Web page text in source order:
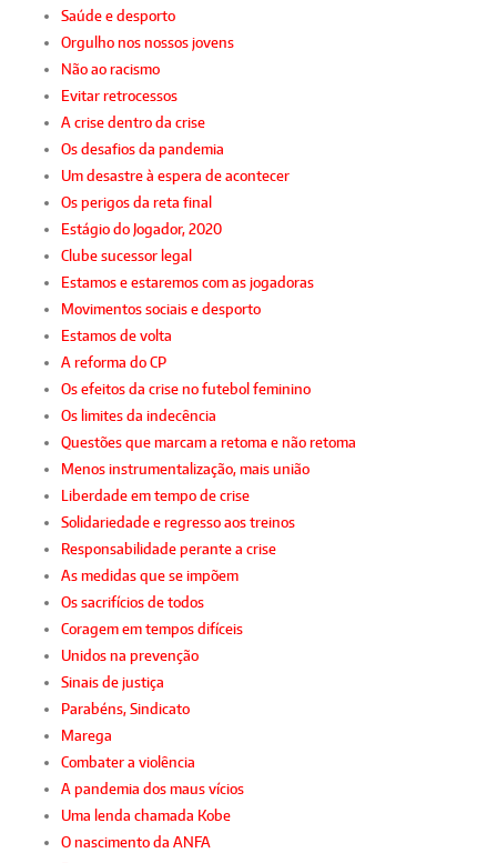
Saúde e desporto
Orgulho nos nossos jovens
Não ao racismo
Evitar retrocessos
A crise dentro da crise
Os desafios da pandemia
Um desastre à espera de acontecer
Os perigos da reta final
Estágio do Jogador, 2020
Clube sucessor legal
Estamos e estaremos com as jogadoras
Movimentos sociais e desporto
Estamos de volta
A reforma do CP
Os efeitos da crise no futebol feminino
Os limites da indecência
Questões que marcam a retoma e não retoma
Menos instrumentalização, mais união
Liberdade em tempo de crise
Solidariedade e regresso aos treinos
Responsabilidade perante a crise
As medidas que se impõem
Os sacrifícios de todos
Coragem em tempos difíceis
Unidos na prevenção
Sinais de justiça
Parabéns, Sindicato
Marega
Combater a violência
A pandemia dos maus vícios
Uma lenda chamada Kobe
O nascimento da ANFA